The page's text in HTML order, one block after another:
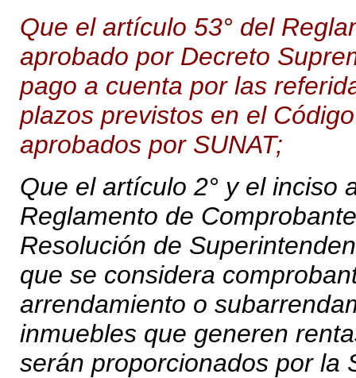
Que el artículo 53° del
aprobado por Decreto
pago a cuenta por las
plazos previstos en el
aprobados por SUNAT;
Que el artículo 2° y el inciso
Reglamento de
Resolución de
que se considera
arrendamiento o
inmuebles que generen
serán proporcionados por la